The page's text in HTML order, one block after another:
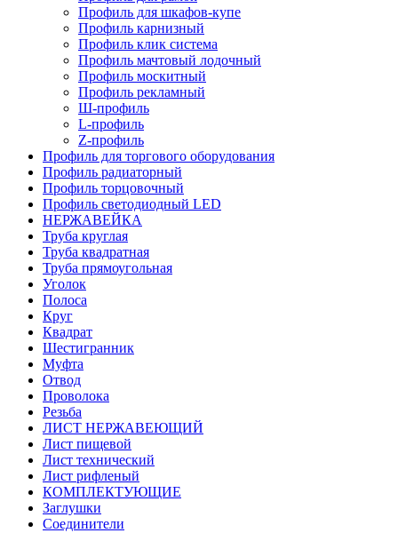
Профиль для шкафов-купе
Профиль карнизный
Профиль клик система
Профиль мачтовый лодочный
Профиль москитный
Профиль рекламный
Ш-профиль
L-профиль
Z-профиль
Профиль для торгового оборудования
Профиль радиаторный
Профиль торцовочный
Профиль светодиодный LED
НЕРЖАВЕЙКА
Труба круглая
Труба квадратная
Труба прямоугольная
Уголок
Полоса
Круг
Квадрат
Шестигранник
Муфта
Отвод
Проволока
Резьба
ЛИСТ НЕРЖАВЕЮЩИЙ
Лист пищевой
Лист технический
Лист рифленый
КОМПЛЕКТУЮЩИЕ
Заглушки
Соединители